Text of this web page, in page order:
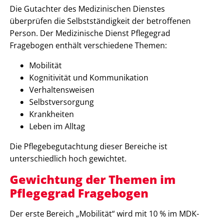
Die Gutachter des Medizinischen Dienstes
überprüfen die Selbstständigkeit der betroffenen
Person. Der Medizinische Dienst Pflegegrad
Fragebogen enthält verschiedene Themen:
Mobilität
Kognitivität und Kommunikation
Verhaltensweisen
Selbstversorgung
Krankheiten
Leben im Alltag
Die Pflegebegutachtung dieser Bereiche ist
unterschiedlich hoch gewichtet.
Gewichtung der Themen im
Pflegegrad Fragebogen
Der erste Bereich „Mobilität“ wird mit 10 % im MDK-